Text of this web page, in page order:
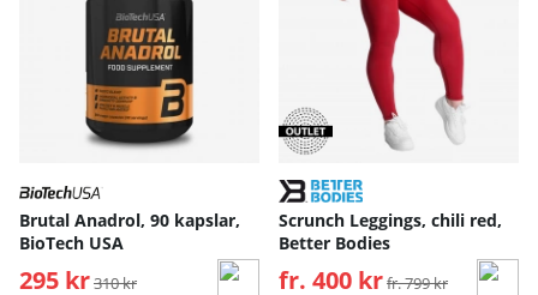
Brutal Anadrol, 90 kapslar,
BioTech USA
295 kr Ordinarie pris:
310 kr
Scrunch Leggings, chili red,
Better Bodies
fr. 400 kr Ordinarie pris:
fr. 799 kr